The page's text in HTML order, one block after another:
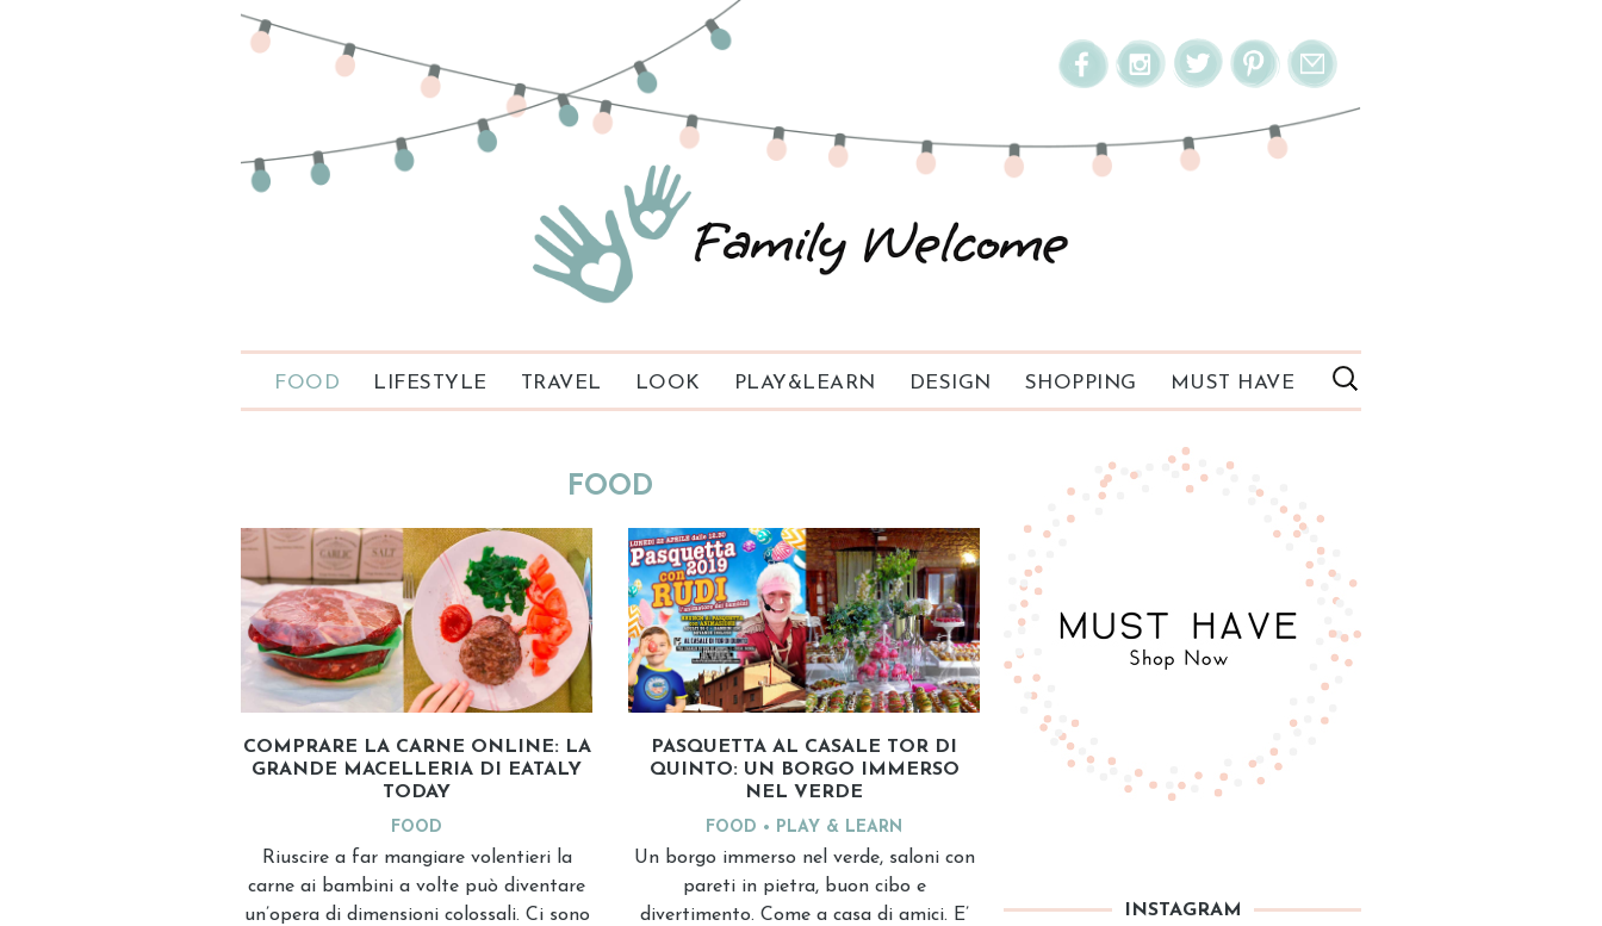
FOOD LIFESTYLE TRAVEL LOOK PLAY&LEARN DESIGN SHOPPING MUST HAVE
FOOD
COMPRARE LA CARNE ONLINE: LA
GRANDE MACELLERIA DI EATALY
TODAY
FOOD
Riuscire a far mangiare volentieri la
carne ai bambini a volte può diventare
un’opera di dimensioni colossali. Ci sono
PASQUETTA AL CASALE TOR DI
QUINTO: UN BORGO IMMERSO
NEL VERDE
FOOD PLAY & LEARN
Un borgo immerso nel verde, saloni con
pareti in pietra, buon cibo e
divertimento. Come a casa di amici. E’
INSTAGRAM